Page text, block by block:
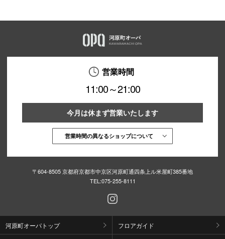
営業時間
11:00～21:00
今月は休まず営業いたします
営業時間の異なるショップについて
〒604-8505 京都府京都市中京区河原町通四条上ル米屋町385番地
TEL:075-255-8111
河原町オーパトップ フロアガイド